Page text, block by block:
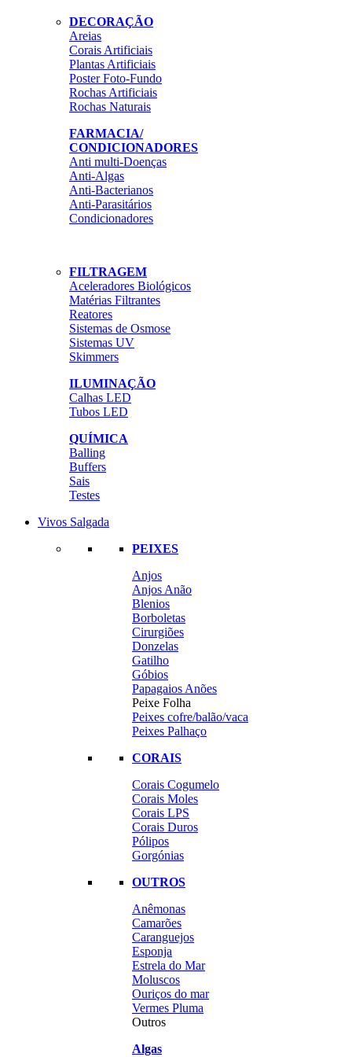
DECORAÇÃO
Areias
Corais Artificiais
Plantas Artificiais
Poster Foto-Fundo
Rochas Artificiais
Rochas Naturais
FARMACIA/
CONDICIONADORES
Anti multi-Doenças
Anti-Algas
Anti-Bacterianos
Anti-Parasitários
Condicionadores
FILTRAGEM
Aceleradores Biológicos
Matérias Filtrantes
Reatores
Sistemas de Osmose
Sistemas UV
Skimmers
ILUMINAÇÃO
Calhas LED
Tubos LED
QUÍMICA
Balling
Buffers
Sais
Testes
Vivos Salgada
PEIXES
Anjos
Anjos Anão
Blenios
Borboletas
Cirurgiões
Donzelas
Gatilho
Góbios
Papagaios Anões
Peixe Folha
Peixes cofre/balão/vaca
Peixes Palhaço
CORAIS
Corais Cogumelo
Corais Moles
Corais LPS
Corais Duros
Pólipos
Gorgónias
OUTROS
Anêmonas
Camarões
Caranguejos
Esponja
Estrela do Mar
Moluscos
Ouriços do mar
Vermes Pluma
Outros
Algas